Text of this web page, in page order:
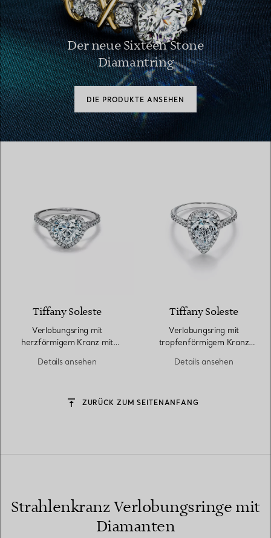
Der neue Sixteen Stone
Diamantring
DIE PRODUKTE ANSEHEN
Tiffany Soleste
Verlobungsring mit
herzförmigem Kranz mit
Details ansehen
Tiffany Soleste
Verlobungsring mit
tropfenförmigem Kranz
Platin
Details ansehen
ZURÜCK ZUM SEITENANFANG
Strahlenkranz Verlobungsringe mit
Diamanten